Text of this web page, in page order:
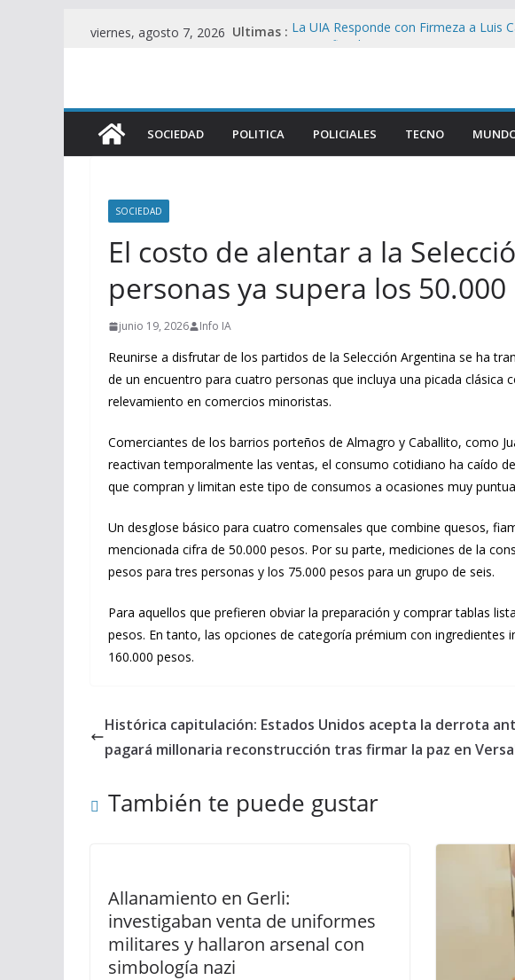
viernes, agosto 7, 2026 Ultimas : La UIA Responde con Firmeza a Luis
Represión en el Congreso: «Que se
Foco de Tensión en Buenos Aires:
UU. en Protesta Cercana al Congreso
SOCIEDAD POLITICA POLICIALES TECNO
SOCIEDAD
El costo de alentar a la
personas ya supera los 50.000
junio 19, 2026 Info IA
Reunirse a disfrutar de los partidos de la Selección Argentina se ha
de un encuentro para cuatro personas que incluya una picada
relevamiento en comercios minoristas.
Comerciantes de los barrios porteños de Almagro y Caballito, como
reactivan temporalmente las ventas, el consumo cotidiano ha caído
que compran y limitan este tipo de consumos a ocasiones muy
Un desglose básico para cuatro comensales que combine quesos,
mencionada cifra de 50.000 pesos. Por su parte, mediciones de la
pesos para tres personas y los 75.000 pesos para un grupo de seis.
Para aquellos que prefieren obviar la preparación y comprar tablas
pesos. En tanto, las opciones de categoría prémium con
160.000 pesos.
Histórica capitulación: Estados Unidos acepta la derrota
pagará millonaria reconstrucción tras firmar la paz en
También te puede gustar
Allanamiento en Gerli:
investigaban venta de uniformes
militares y hallaron arsenal con
simbología nazi